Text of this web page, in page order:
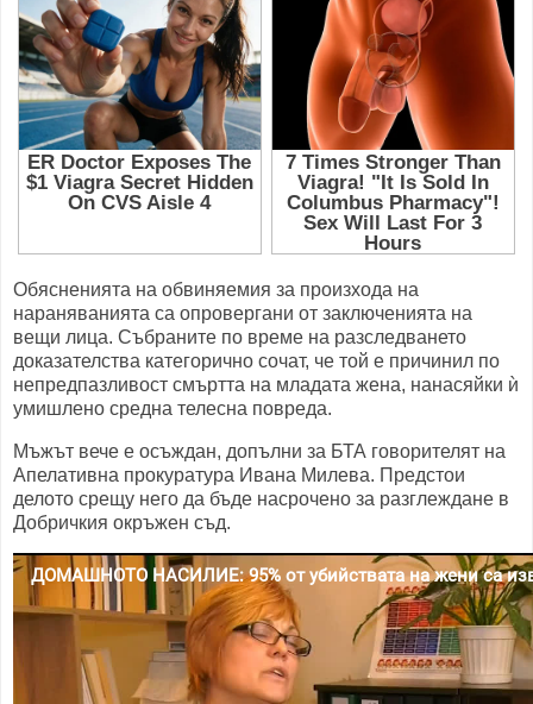
Обясненията на обвиняемия за произхода на
нараняванията са опровергани от заключенията на
вещи лица. Събраните по време на разследването
доказателства категорично сочат, че той е причинил по
непредпазливост смъртта на младата жена, нанасяйки ѝ
умишлено средна телесна повреда.
Мъжът вече е осъждан, допълни за БТА говорителят на
Апелативна прокуратура Ивана Милева. Предстои
делото срещу него да бъде насрочено за разглеждане в
Добричкия окръжен съд.